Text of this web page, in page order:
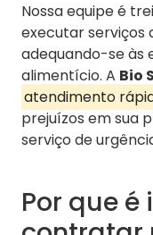
Nossa equipe é
executar serviços
adequando-se às
alimentício. A Bio
atendimento
prejuízos em sua
serviço de
Por que